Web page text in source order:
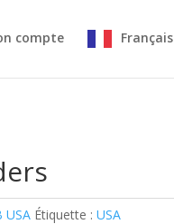
compte Français
USA Étiquette : USA